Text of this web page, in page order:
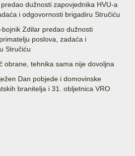
dužnosti zapovjednika HVU-a
i odgovornosti brigadiru Stručiću
Zdilar predao dužnosti
poslova, zadaća i
Stručiću
obrane, tehnika sama nije dovoljna
Dan pobjede i domovinske
branitelja i 31. obljetnica VRO